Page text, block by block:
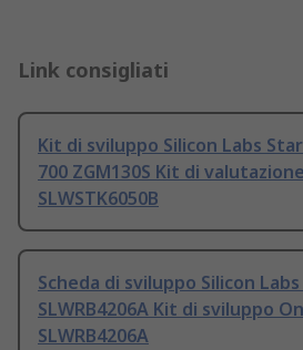
Link consigliati
Kit di sviluppo Silicon Labs
700 ZGM130S Kit di
SLWSTK6050B
Scheda di sviluppo Silicon
SLWRB4206A Kit di sviluppo
SLWRB4206A